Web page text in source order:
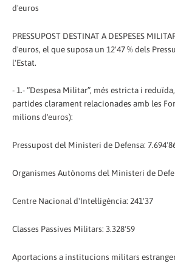
d'euros
PRESSUPOST DESTINAT A DESPESES
d'euros, el que suposa un 12'47 % dels
l'Estat.
- 1.- “Despesa Militar”, més estricta i
partides clarament relacionades amb les
milions d'euros):
Pressupost del Ministeri de Defensa:
Organismes Autònoms del Ministeri de
Centre Nacional d'Intel·ligència: 241'37
Classes Passives Militars: 3.328'59
Aportacions a institucions militars